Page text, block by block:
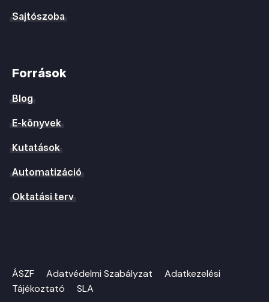
Sajtószoba
Források
Blog
E-könyvek
Kutatások
Automatizáció
Oktatási terv
ÁSZF Adatvédelmi Szabályzat
Adatkezelési
Tájékoztató
SLA